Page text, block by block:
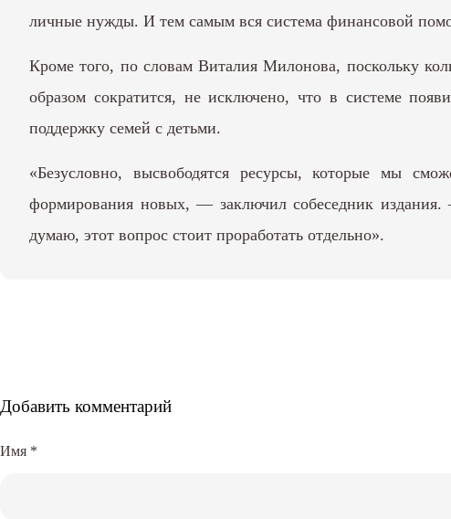
личные нужды. И тем самым вся система финансовой
Кроме того, по словам Виталия Милонова, поскольку
образом сократится, не исключено, что в системе
поддержку семей с детьми.
«Безусловно, высвободятся ресурсы, которые мы
формирования новых, — заключил собеседник
думаю, этот вопрос стоит проработать отдельно».
Добавить комментарий
Имя *